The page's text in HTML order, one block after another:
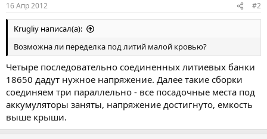
16 Апр 2012 #2
Krugliy написал(а):
Возможна ли переделка под литий малой кровью?
Четыре последовательно соединенных литиевых банки
18650 дадут нужное напряжение. Далее такие сборки
соединяем три параллельно - все посадочные места под
аккумуляторы заняты, напряжение достигнуто, емкость
выше крыши.